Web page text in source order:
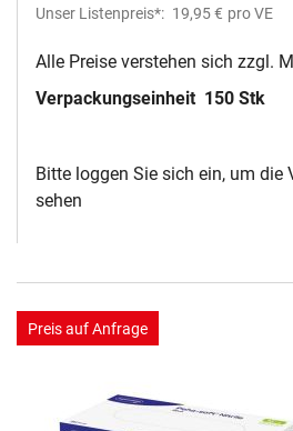
Unser Listenpreis*: 19,95 € pro VE
Alle Preise verstehen sich zzgl.
Verpackungseinheit 150 Stk
Bitte loggen Sie sich ein, um die
sehen
Preis auf Anfrage